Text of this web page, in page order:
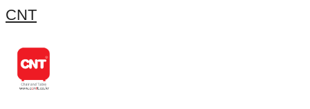
CNT